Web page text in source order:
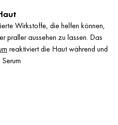
Wirkstoffe, die helfen können,
praller aussehen zu lassen. Das
reaktiviert die Haut während und